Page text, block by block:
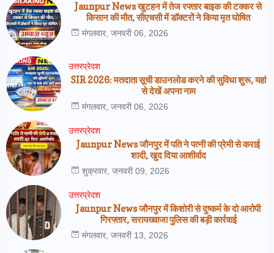
Jaunpur News खुटहन में तेज रफ्तार बाइक की टक्कर से
किसान की मौत, सीएचसी में डॉक्टरों ने किया मृत घोषित
मंगलवार, जनवरी 06, 2026
उत्तरप्रेदश
SIR 2026: मतदाता सूची डाउनलोड करने की सुविधा शुरू, यहां
से देखें अपना नाम
मंगलवार, जनवरी 06, 2026
उत्तरप्रेदश
Jaunpur News जौनपुर में पति ने पत्नी की प्रेमी से कराई
शादी, खुद दिया आशीर्वाद
शुक्रवार, जनवरी 09, 2026
उत्तरप्रेदश
Jaunpur News जौनपुर में किशोरी से दुष्कर्म के दो आरोपी
गिरफ्तार, सरायख्वाजा पुलिस की बड़ी कार्रवाई
मंगलवार, जनवरी 13, 2026